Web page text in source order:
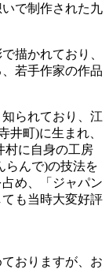
で制作された九
描かれており、
若手作家の作品
られており、江
井町)に生まれ、
村に自身の工房
らんで)の技法を
め、「ジャパン
も当時大変好評
おりますが、お